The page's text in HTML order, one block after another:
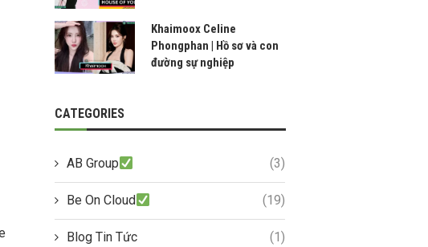
Khaimoox Celine
Phongphan | Hồ sơ và con
đường sự nghiệp
CATEGORIES
AB Group (3)
Be On Cloud (19)
Blog Tin Tức (1)